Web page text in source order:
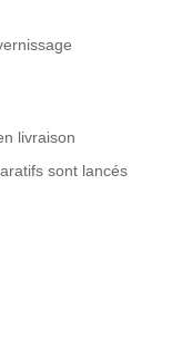
livraison
sont lancés